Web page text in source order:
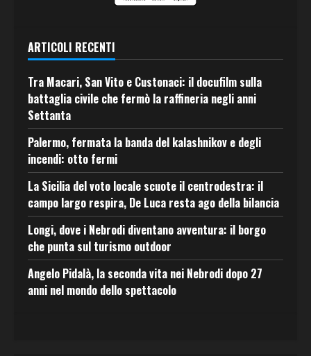
ARTICOLI RECENTI
Tra Macari, San Vito e Custonaci: il docufilm sulla
battaglia civile che fermò la raffineria negli anni
Settanta
Palermo, fermata la banda del kalashnikov e degli
incendi: otto fermi
La Sicilia del voto locale scuote il centrodestra: il
campo largo respira, De Luca resta ago della bilancia
Longi, dove i Nebrodi diventano avventura: il borgo
che punta sul turismo outdoor
Angelo Pidalà, la seconda vita nei Nebrodi dopo 27
anni nel mondo dello spettacolo